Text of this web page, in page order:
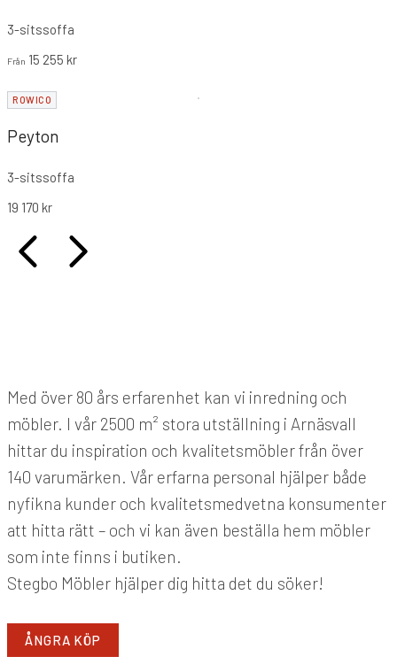
3-sitssoffa
Från 15 255 kr
ROWICO
Peyton
3-sitssoffa
19 170 kr
Med över 80 års erfarenhet kan vi inredning och
möbler. I vår 2500 m² stora utställning i Arnäsvall
hittar du inspiration och kvalitetsmöbler från över
140 varumärken. Vår erfarna personal hjälper både
nyfikna kunder och kvalitetsmedvetna konsumenter
att hitta rätt – och vi kan även beställa hem möbler
som inte finns i butiken.
Stegbo Möbler hjälper dig hitta det du söker!
ÅNGRA KÖP